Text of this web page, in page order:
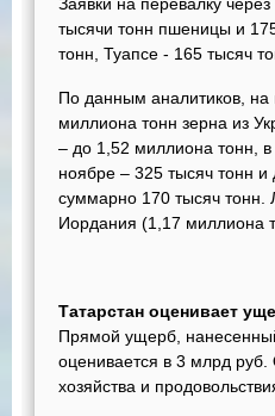
тысячи тонн пшеницы и
тонн, Туапсе - 165 тысяч
По данным аналитиков, на
миллиона тонн зерна из
– до 1,52 миллиона тонн,
ноябре – 325 тысяч тонн
суммарно 170 тысяч тонн.
Иордания (1,17 миллиона
Татарстан оценивает
Прямой ущерб,
оценивается в 3 млрд
хозяйства и